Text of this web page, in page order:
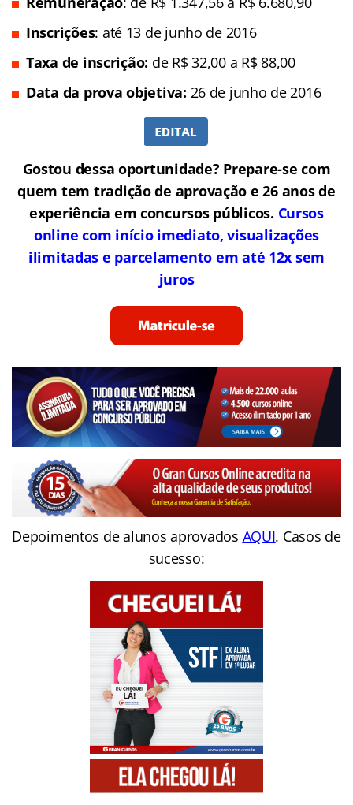
Inscrições: até 13 de junho de 2016
Taxa de inscrição: de R$ 32,00 a R$ 88,00
Data da prova objetiva: 26 de junho de 2016
Gostou dessa oportunidade? Prepare-se com
quem tem tradição de aprovação e 26 anos de
experiência em concursos públicos. Cursos
online com início imediato, visualizações
ilimitadas e parcelamento em até 12x sem
juros
Depoimentos de alunos aprovados AQUI. Casos de
sucesso: